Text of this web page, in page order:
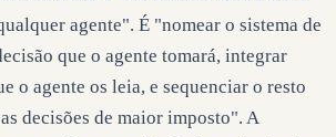
agente". É "nomear o sistema de
que o agente tomará, integrar
o agente os leia, e sequenciar o resto
decisões de maior imposto". A